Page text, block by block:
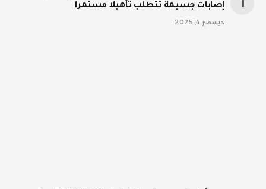
إصابات جسيمة تتطلب تأهيلا مستمرا
ديسمبر 4, 2025